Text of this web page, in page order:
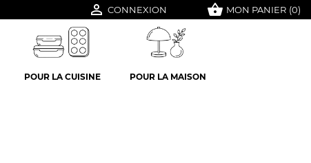
 CONNEXION shopping_basket MON PANIER (0)
POUR LA CUISINE POUR LA MAISON